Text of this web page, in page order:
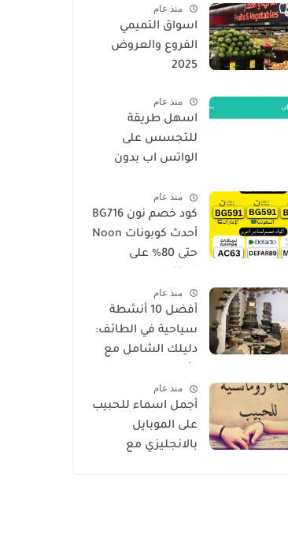
منذ عام
اسواق التميمي
الفروع والعروض
2025
منذ عام
اسهل طريقة
للتجسس على
الواتس اب بدون
الجوال الهاتف 2026
منذ عام
كود خصم نون BG716
أحدث كوبونات Noon
حتى 80% على
منذ عام
أفضل 10 أنشطة
سياحية في الطائف:
دليلك الشامل مع
منذ عام
أجمل اسماء للحبيب
على الموبايل
بالانجليزي مع